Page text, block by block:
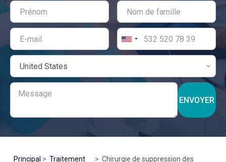
ENVOYER
Principal
Traitement
Chirurgie de suppression des